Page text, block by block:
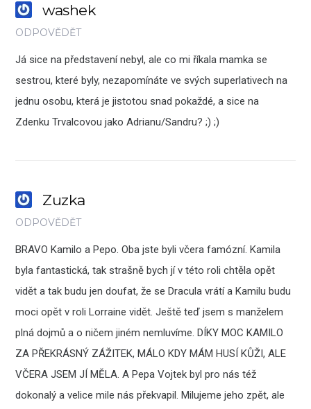
washek
ODPOVĚDĚT
Já sice na představení nebyl, ale co mi říkala mamka se
sestrou, které byly, nezapomínáte ve svých superlativech na
jednu osobu, která je jistotou snad pokaždé, a sice na
Zdenku Trvalcovou jako Adrianu/Sandru? ;) ;)
Zuzka
ODPOVĚDĚT
BRAVO Kamilo a Pepo. Oba jste byli včera famózní. Kamila
byla fantastická, tak strašně bych jí v této roli chtěla opět
vidět a tak budu jen doufat, že se Dracula vrátí a Kamilu budu
moci opět v roli Lorraine vidět. Ještě teď jsem s manželem
plná dojmů a o ničem jiném nemluvíme. DÍKY MOC KAMILO
ZA PŘEKRÁSNÝ ZÁŽITEK, MÁLO KDY MÁM HUSÍ KŮŽI, ALE
VČERA JSEM JÍ MĚLA. A Pepa Vojtek byl pro nás též
dokonalý a velice mile nás překvapil. Milujeme jeho zpět, ale